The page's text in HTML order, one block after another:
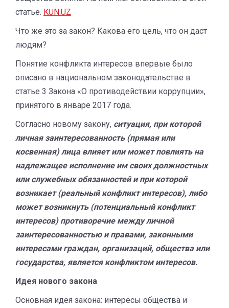
статье. KUN.UZ
Что же это за закон? Какова его цель, что он даст
людям?
Понятие конфликта интересов впервые было
описано в национальном законодательстве в
статье 3 Закона «О противодействии коррупции»,
принятого в январе 2017 года.
Согласно новому закону, ситуация, при которой
личная заинтересованность (прямая или
косвенная) лица влияет или может повлиять на
надлежащее исполнение им своих должностных
или служебных обязанностей и при которой
возникает (реальный конфликт интересов), либо
может возникнуть (потенциальный конфликт
интересов) противоречие между личной
заинтересованностью и правами, законными
интересами граждан, организаций, общества или
государства, является конфликтом интересов.
Идея нового закона
Основная идея закона: интересы общества и